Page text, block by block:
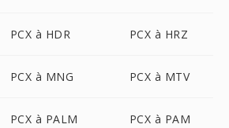
PCX à HDR PCX à HRZ
PCX à MNG PCX à MTV
PCX à PALM PCX à PAM